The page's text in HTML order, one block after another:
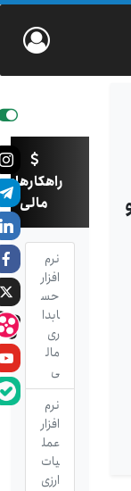
راهکارهای
مالی
نرم
افزار
حس
ابدا
ری
مال
ی
نرم
افزار
عمل
یات
ارزی